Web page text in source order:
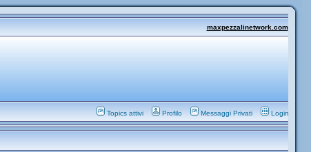
maxpezzalinetwork.com
Topics attivi Profilo Messaggi Privati Login